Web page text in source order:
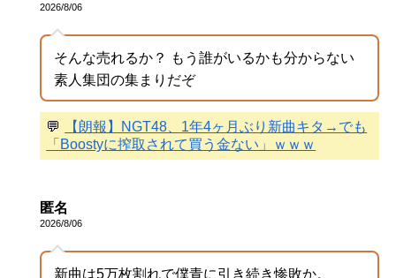
2026/8/06
そんな売れるか？ もう誰がいるかも分からない
素人集団の集まりだぞ
💬
【朗報】NGT48、1年4ヶ月ぶり新曲キタ→でも
「Boostyに搾取されて買う金ない」ｗｗｗ
匿名
2026/8/06
新曲は5万枚割れで僕青に引き続き惨敗か。